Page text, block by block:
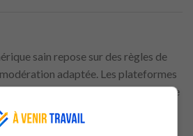
sain repose sur des règles de
adaptée. Les plateformes
des chartes visant à encourager le
Cette neutralité favorise des
jugement ni pression. Pour une